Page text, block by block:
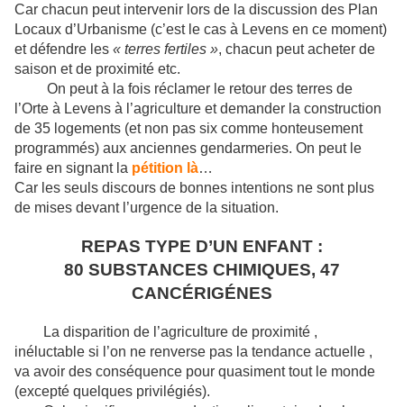
Car chacun peut intervenir lors de la discussion des Plan
Locaux d’Urbanisme (c’est le cas à Levens en ce moment)
et défendre les « terres fertiles », chacun peut acheter de
saison et de proximité etc.
On peut à la fois réclamer le retour des terres de
l’Orte à Levens à l’agriculture et demander la construction
de 35 logements (et non pas six comme honteusement
programmés) aux anciennes gendarmeries. On peut le
faire en signant la pétition là…
Car les seuls discours de bonnes intentions ne sont plus
de mises devant l’urgence de la situation.
REPAS TYPE D’UN ENFANT :
80 SUBSTANCES CHIMIQUES, 47
CANCÉRIGÉNES
La disparition de l’agriculture de proximité ,
inéluctable si l’on ne renverse pas la tendance actuelle ,
va avoir des conséquence pour quasiment tout le monde
(excepté quelques privilégiés).